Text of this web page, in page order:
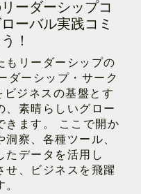
ーダーシップコ
ーバル実践コミ
！
もリーダーシップの
ダーシップ・サーク
ジネスの基盤とす
、素晴らしいグロー
きます。 ここで開か
察、各種ツール、
たデータを活用し
せ、ビジネスを飛躍